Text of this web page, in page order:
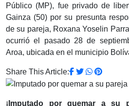
Público (MP), fue privado de
Gainza (50) por su presunta
de su pareja, Roxana Yoselin
ocurrió el pasado 28 de
Aroa, ubicada en el municipio
Share This Article:
¡Imputado por quemar a su